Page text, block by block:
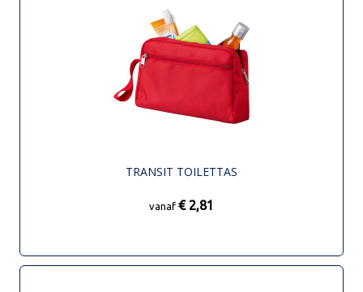
TRANSIT TOILETTAS
vanaf € 2,81